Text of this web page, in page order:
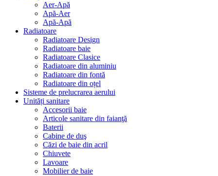
Aer-Apă
Apă-Aer
Apă-Apă
Radiatoare
Radiatoare Design
Radiatoare baie
Radiatoare Clasice
Radiatoare din aluminiu
Radiatoare din fontă
Radiatoare din oțel
Sisteme de prelucrarea aerului
Unități sanitare
Accesorii baie
Articole sanitare din faianţă
Baterii
Cabine de duş
Căzi de baie din acril
Chiuvete
Lavoare
Mobilier de baie